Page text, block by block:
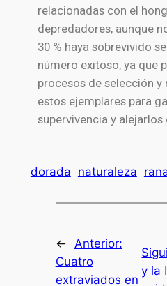
relacionadas con el
depredadores; aunque
30 % haya sobrevivido
número exitoso, ya que
procesos de selección
estos ejemplares para
supervivencia y
dorada naturaleza
← Anterior:
Cuatro
extraviados en
y la